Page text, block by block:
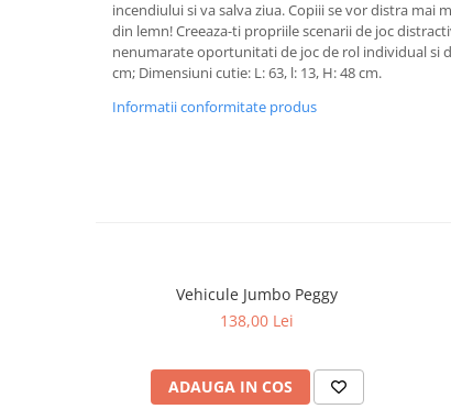
incendiului si va salva ziua. Copiii se vor distra mai
din lemn! Creeaza-ti propriile scenarii de joc
nenumarate oportunitati de joc de rol individual si
cm; Dimensiuni cutie: L: 63, l: 13, H: 48 cm.
Informatii conformitate produs
Vehicule Jumbo Peggy
138,00 Lei
ADAUGA IN COS